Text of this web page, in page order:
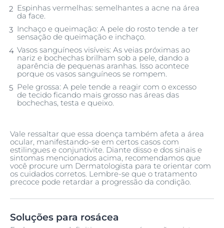
Espinhas vermelhas: semelhantes a acne na área
da face.
Inchaço e queimação: A pele do rosto tende a ter
sensação de queimação e inchaço.
Vasos sanguíneos visíveis: As veias próximas ao
nariz e bochechas brilham sob a pele, dando a
aparência de pequenas aranhas. Isso acontece
porque os vasos sanguíneos se rompem.
Pele grossa: A pele tende a reagir com o excesso
de tecido ficando mais grosso nas áreas das
bochechas, testa e queixo.
Vale ressaltar que essa doença também afeta a área
ocular, manifestando-se em certos casos com
estilingues e conjuntivite. Diante disso e dos sinais e
sintomas mencionados acima, recomendamos que
você procure um Dermatologista para te orientar com
os cuidados corretos. Lembre-se que o tratamento
precoce pode retardar a progressão da condição.
Soluções para rosácea